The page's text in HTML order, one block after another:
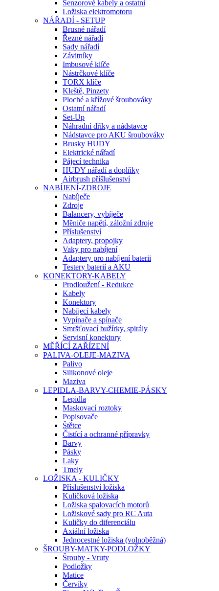
Senzorové kabely a ostatní
Ložiska elektromotoru
NÁŘADÍ - SETUP
Brusné nářadí
Řezné nářadí
Sady nářadí
Závitníky
Imbusové klíče
Nástrčkové klíče
TORX klíče
Kleště, Pinzety
Ploché a křížové šroubováky
Ostatní nářadí
Set-Up
Náhradní dříky a nádstavce
Nádstavce pro AKU šroubováky
Brusky HUDY
Elektrické nářadí
Pájecí technika
HUDY nářadí a doplňky
Airbrush příšlušenství
NABÍJENÍ-ZDROJE
Nabíječe
Zdroje
Balancery, vybíječe
Měniče napětí, záložní zdroje
Příslušenství
Adaptery, propojky
Vaky pro nabíjení
Adaptery pro nabíjení baterii
Testery baterií a AKU
KONEKTORY-KABELY
Prodloužení - Redukce
Kabely
Konektory
Nabíjecí kabely
Vypínače a spínače
Smršťovací bužírky, spirály
Servisní konektory
MĚŘÍCÍ ZAŘÍZENÍ
PALIVA-OLEJE-MAZIVA
Palivo
Silikonové oleje
Maziva
LEPIDLA-BARVY-CHEMIE-PÁSKY
Lepidla
Maskovací roztoky
Popisovače
Štětce
Čistící a ochranné přípravky
Barvy
Pásky
Laky
Tmely
LOŽISKA - KULIČKY
Příslušenství ložiska
Kuličková ložiska
Ložiska spalovacích motorů
Ložiskové sady pro RC Auta
Kuličky do diferenciálu
Axiální ložiska
Jednocestné ložiska (volnoběžná)
ŠROUBY-MATKY-PODLOŽKY
Šrouby - Vruty
Podložky
Matice
Červíky